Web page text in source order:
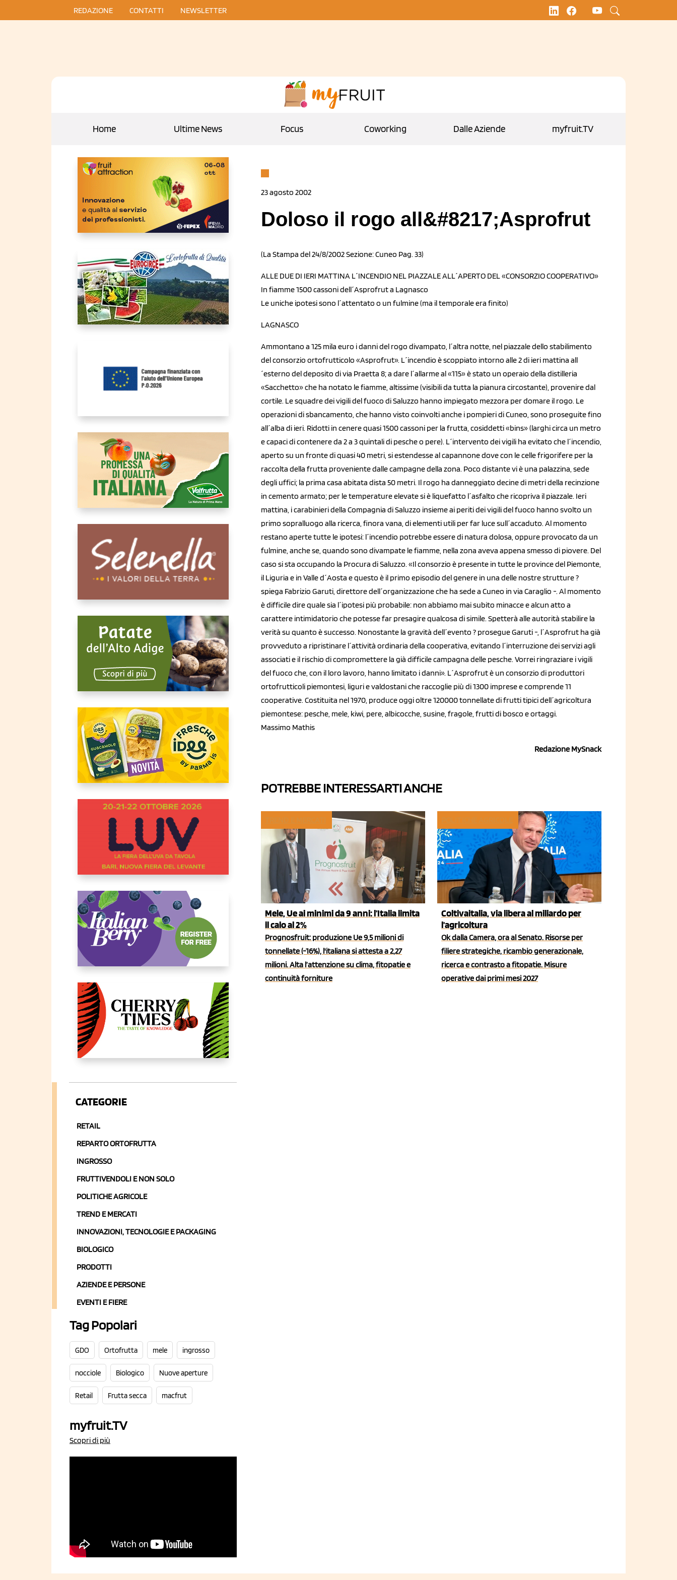
REDAZIONE CONTATTI NEWSLETTER
Home Ultime News Focus Coworking Dalle Aziende myfruit.TV
CATEGORIE
RETAIL
REPARTO ORTOFRUTTA
INGROSSO
FRUTTIVENDOLI E NON SOLO
POLITICHE AGRICOLE
TREND E MERCATI
INNOVAZIONI, TECNOLOGIE E PACKAGING
BIOLOGICO
PRODOTTI
AZIENDE E PERSONE
EVENTI E FIERE
Tag Popolari
GDO Ortofrutta mele ingrosso
nocciole Biologico Nuove aperture
Retail Frutta secca macfrut
myfruit.TV
Scopri di più
23 agosto 2002
Doloso il rogo all&#8217;Asprofrut
(La Stampa del 24/8/2002 Sezione: Cuneo Pag. 33)
ALLE DUE DI IERI MATTINA L´INCENDIO NEL PIAZZALE ALL´APERTO DEL «CONSORZIO COOPERATIVO»
In fiamme 1500 cassoni dell´Asprofrut a Lagnasco
Le uniche ipotesi sono l´attentato o un fulmine (ma il temporale era finito)
LAGNASCO
Ammontano a 125 mila euro i danni del rogo divampato, l´altra notte, nel piazzale dello stabilimento
del consorzio ortofrutticolo «Asprofrut». L´incendio è scoppiato intorno alle 2 di ieri mattina all
´esterno del deposito di via Praetta 8; a dare l´allarme al «115» è stato un operaio della distilleria
«Sacchetto» che ha notato le fiamme, altissime (visibili da tutta la pianura circostante), provenire dal
cortile. Le squadre dei vigili del fuoco di Saluzzo hanno impiegato mezzora per domare il rogo. Le
operazioni di sbancamento, che hanno visto coinvolti anche i pompieri di Cuneo, sono proseguite fino
all´alba di ieri. Ridotti in cenere quasi 1500 cassoni per la frutta, cosiddetti «bins» (larghi circa un metro
e capaci di contenere da 2 a 3 quintali di pesche o pere). L´intervento dei vigili ha evitato che l´incendio,
aperto su un fronte di quasi 40 metri, si estendesse al capannone dove con le celle frigorifere per la
raccolta della frutta proveniente dalle campagne della zona. Poco distante vi è una palazzina, sede
degli uffici; la prima casa abitata dista 50 metri. Il rogo ha danneggiato decine di metri della recinzione
in cemento armato; per le temperature elevate si è liquefatto l´asfalto che ricopriva il piazzale. Ieri
mattina, i carabinieri della Compagnia di Saluzzo insieme ai periti dei vigili del fuoco hanno svolto un
primo sopralluogo alla ricerca, finora vana, di elementi utili per far luce sull´accaduto. Al momento
restano aperte tutte le ipotesi: l´incendio potrebbe essere di natura dolosa, oppure provocato da un
fulmine, anche se, quando sono divampate le fiamme, nella zona aveva appena smesso di piovere. Del
caso si sta occupando la Procura di Saluzzo. «Il consorzio è presente in tutte le province del Piemonte,
il Liguria e in Valle d´Aosta e questo è il primo episodio del genere in una delle nostre strutture ?
spiega Fabrizio Garuti, direttore dell´organizzazione che ha sede a Cuneo in via Caraglio -. Al momento
è difficile dire quale sia l´ipotesi più probabile: non abbiamo mai subito minacce e alcun atto a
carattere intimidatorio che potesse far presagire qualcosa di simile. Spetterà alle autorità stabilire la
verità su quanto è successo. Nonostante la gravità dell´evento ? prosegue Garuti -, l´Asprofrut ha già
provveduto a ripristinare l´attività ordinaria della cooperativa, evitando l´interruzione dei servizi agli
associati e il rischio di compromettere la già difficile campagna delle pesche. Vorrei ringraziare i vigili
del fuoco che, con il loro lavoro, hanno limitato i danni». L´Asprofrut è un consorzio di produttori
ortofrutticoli piemontesi, liguri e valdostani che raccoglie più di 1300 imprese e comprende 11
cooperative. Costituita nel 1970, produce oggi oltre 120000 tonnellate di frutti tipici dell´agricoltura
piemontese: pesche, mele, kiwi, pere, albicocche, susine, fragole, frutti di bosco e ortaggi.
Massimo Mathis
Redazione MySnack
POTREBBE INTERESSARTI ANCHE
Mele, Ue ai minimi da 9 anni: l’Italia limita
il calo al 2%
Prognosfruit: produzione Ue 9,5 milioni di
tonnellate (-16%), l'italiana si attesta a 2,27
milioni. Alta l’attenzione su clima, fitopatie e
continuità forniture
Coltivaitalia, via libera al miliardo per
l'agricoltura
Ok dalla Camera, ora al Senato. Risorse per
filiere strategiche, ricambio generazionale,
ricerca e contrasto a fitopatie. Misure
operative dai primi mesi 2027